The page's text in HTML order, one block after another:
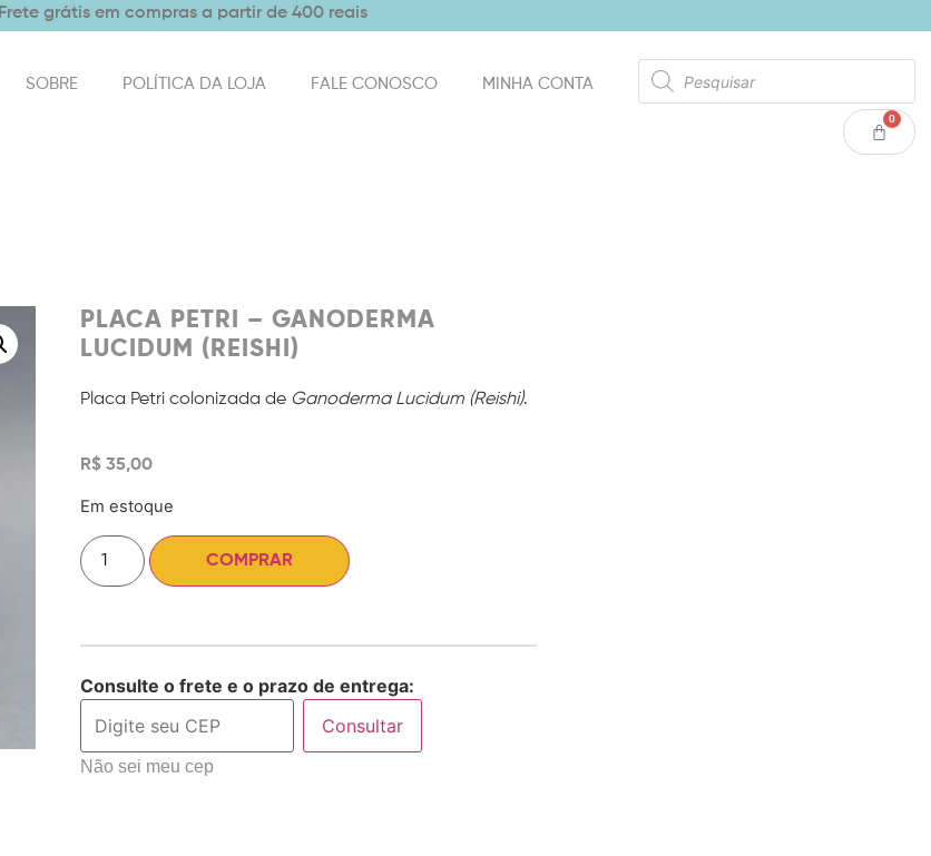
Frete grátis em compras a partir de 400 reais
SOBRE POLÍTICA DA LOJA FALE CONOSCO MINHA CONTA
0
PLACA PETRI – GANODERMA
LUCIDUM (REISHI)
Placa Petri colonizada de Ganoderma Lucidum (Reishi).
R$35,00
Em estoque
COMPRAR
Consulte o frete e o prazo de entrega:
Consultar
Não sei meu cep